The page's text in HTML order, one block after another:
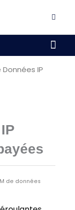
Données IP
de données